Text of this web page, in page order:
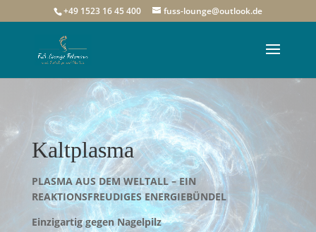
+49 1523 16 45 400 fuss-lounge@outlook.de
Kaltplasma
PLASMA AUS DEM WELTALL –EIN
REAKTIONSFREUDIGES ENERGIEBÜNDEL
Einzigartig gegen Nagelpilz